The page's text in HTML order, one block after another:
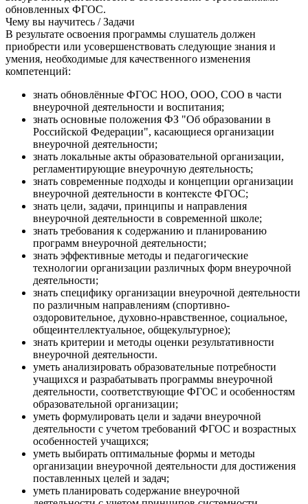
обновленных ФГОС.
Чему вы научитесь / Задачи
В результате освоения программы слушатель должен
приобрести или усовершенствовать следующие знания и
умения, необходимые для качественного изменения
компетенций:
знать обновлённые ФГОС НОО, ООО, СОО в части
внеурочной деятельности и воспитания;
знать основные положения ФЗ "Об образовании в
Российской Федерации", касающиеся организации
внеурочной деятельности;
знать локальные акты образовательной организации,
регламентирующие внеурочную деятельность;
знать современные подходы и концепции организации
внеурочной деятельности в контексте ФГОС;
знать цели, задачи, принципы и направления
внеурочной деятельности в современной школе;
знать требования к содержанию и планированию
программ внеурочной деятельности;
знать эффективные методы и педагогические
технологии организации различных форм внеурочной
деятельности;
знать специфику организации внеурочной деятельности
по различным направлениям (спортивно-
оздоровительное, духовно-нравственное, социальное,
общеинтеллектуальное, общекультурное);
знать критерии и методы оценки результативности
внеурочной деятельности.
уметь анализировать образовательные потребности
учащихся и разрабатывать программы внеурочной
деятельности, соответствующие ФГОС и особенностям
образовательной организации;
уметь формулировать цели и задачи внеурочной
деятельности с учетом требований ФГОС и возрастных
особенностей учащихся;
уметь выбирать оптимальные формы и методы
организации внеурочной деятельности для достижения
поставленных целей и задач;
уметь планировать содержание внеурочной